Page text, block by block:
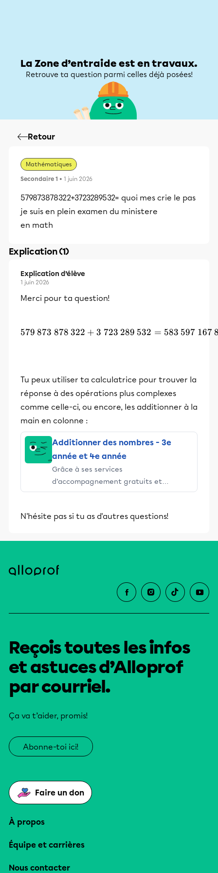
La Zone d’entraide est en travaux.
Retrouve ta question parmi celles déjà posées!
Retour
Mathématiques
Secondaire 1 • 1 juin 2026
579873878322+3723289532= quoi mes crie le pas
je suis en plein examen du ministere
en math
Explication (1)
Explication d’élève
1 juin 2026
Merci pour ta question!
579 873 878 322 + 3 723 289 532 = 583 597 167
Tu peux utiliser ta calculatrice pour trouver la
réponse à des opérations plus complexes
comme celle-ci, ou encore, les additionner à la
main en colonne :
Additionner des nombres - 3e
année et 4e année
Grâce à ses services
d’accompagnement gratuits et
stimulants, Alloprof engage les élèves
éducative.
N'hésite pas si tu as d'autres questions!
Reçois toutes les infos
et astuces d’Alloprof
par courriel.
Ça va t’aider, promis!
Abonne-toi ici!
Faire un don
À propos
Équipe et carrières
Nous contacter